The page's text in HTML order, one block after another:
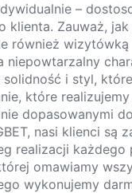
–
Zauważ,
również
niepowtarzalny
i styl,
które realizujemy
dopasowanymi
nasi klienci
realizacji
omawiamy
wykonujemy